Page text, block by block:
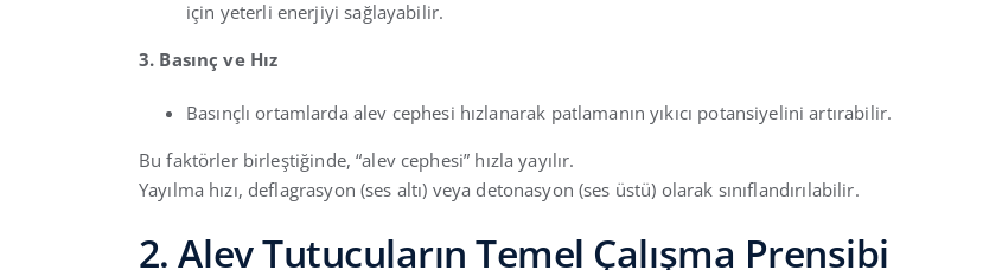
için yeterli enerjiyi sağlayabilir.
3. Basınç ve Hız
Basınçlı ortamlarda alev cephesi hızlanarak patlamanın yıkıcı potansiyelini artırabilir.
Bu faktörler birleştiğinde, “alev cephesi” hızla yayılır.
Yayılma hızı, deflagrasyon (ses altı) veya detonasyon (ses üstü) olarak sınıflandırılabilir.
2. Alev Tutucuların Temel Çalışma Prensibi